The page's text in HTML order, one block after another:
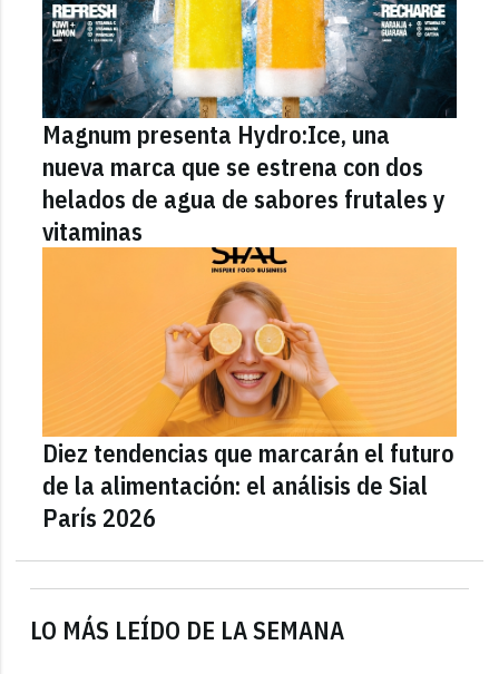
LO MÁS LEÍDO DE LA SEMANA
Magnum presenta Hydro:Ice, una
nueva marca que se estrena con dos
helados de agua de sabores frutales y
vitaminas
Diez tendencias que marcarán el futuro
de la alimentación: el análisis de Sial
París 2026